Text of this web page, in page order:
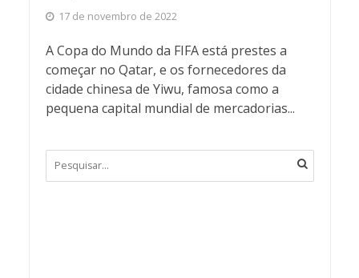
17 de novembro de 2022
A Copa do Mundo da FIFA está prestes a
começar no Qatar, e os fornecedores da
cidade chinesa de Yiwu, famosa como a
pequena capital mundial de mercadorias...